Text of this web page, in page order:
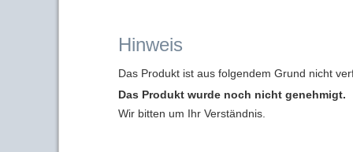
Hinweis
Das Produkt ist aus folgendem Grund nicht
Das Produkt wurde noch nicht genehmigt.
Wir bitten um Ihr Verständnis.